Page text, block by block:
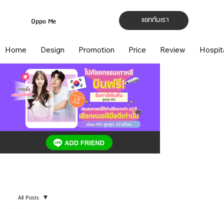
แชทกับเรา
Oppa Me
Home Design Promotion Price Review
All Posts